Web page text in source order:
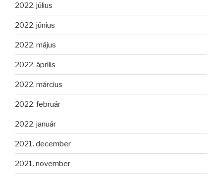
2022. július
2022. június
2022. május
2022. április
2022. március
2022. február
2022. január
2021. december
2021. november